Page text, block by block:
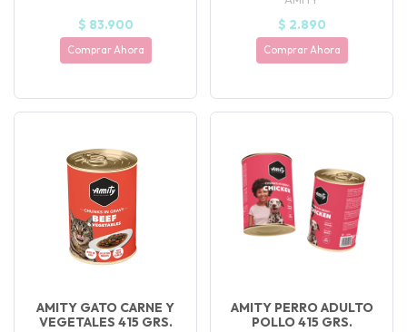
$ 83.900
Comprar Ahora
$ 2.890
Comprar Ahora
AMITY GATO CARNE Y
VEGETALES 415 GRS.
AMITY PERRO ADULTO
POLLO 415 GRS.